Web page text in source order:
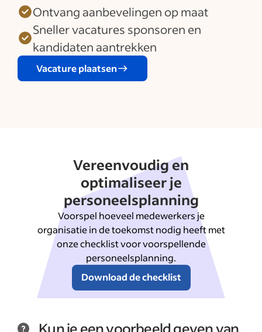
Sollicitatievragen bekijken per functie
Meer weergeven
Ontvang aanbevelingen op maat
Sneller vacatures sponsoren en
kandidaten aantrekken
Vacature plaatsen
Vereenvoudig en
optimaliseer je
personeelsplanning
Voorspel hoeveel medewerkers je
organisatie in de toekomst nodig heeft met
onze checklist voor voorspellende
personeelsplanning.
Download de checklist
Kun je een voorbeeld geven van